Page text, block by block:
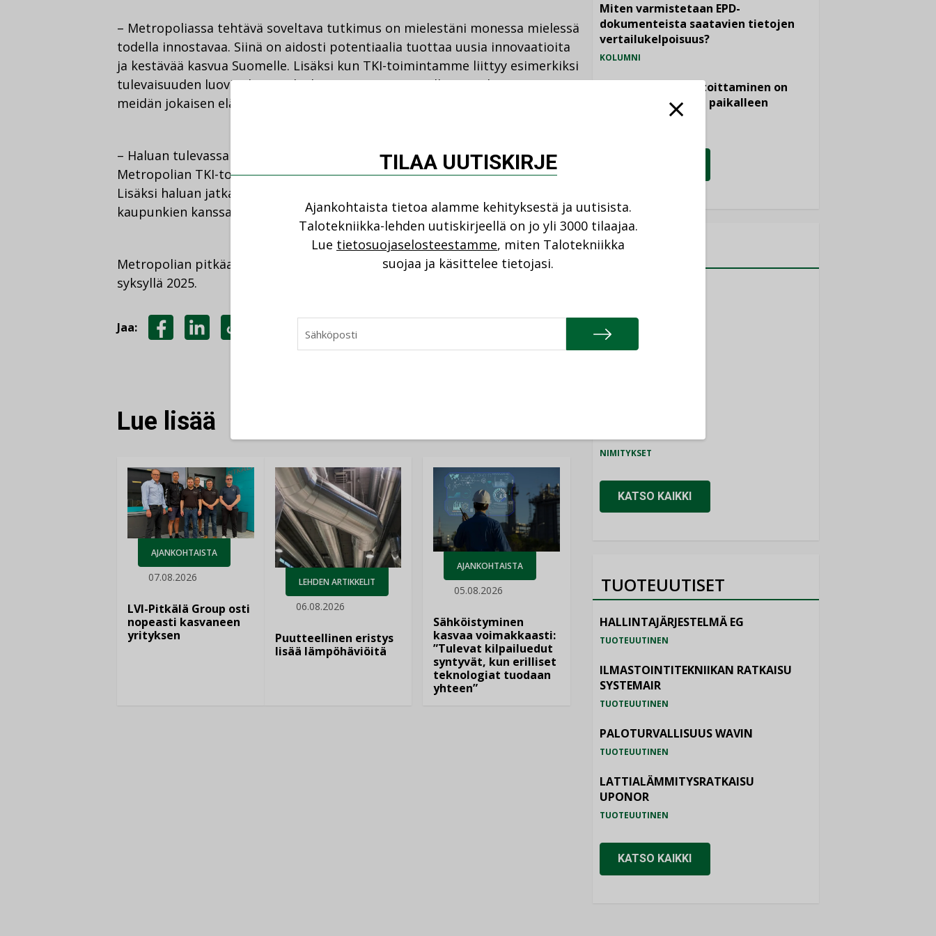
– Metropoliassa tehtävä soveltava tutkimus on mielestäni monessa mielessä
todella innostavaa. Siinä on aidosti potentiaalia tuottaa uusia innovaatioita
ja kestävää kasvua Suomelle. Lisäksi kun TKI-toimintamme liittyy esimerkiksi
tulevaisuuden luoviin kaupunkeihin tai terveyteen, sillä on vaikuttavuutta
meidän jokaisen elämään, sanoo Miimu Airaksinen.
– Haluan tulevassa tehtävässä antaa oman panokseni siihen, että
Metropolian TKI-toiminnan kansainväliset yhteydet vahvistuvat entisestään.
Lisäksi haluan jatkaa ja vahvistaa hyvää yhteistyötä, jota tehdään yritysten ja
kaupunkien kanssa, Airaksinen lisää.
Metropolian pitkäaikainen TKI-johtaja Anna-Maria Vilkunajää eläkkeelle
syksyllä 2025.
Jaa:
Lue lisää
AJANKOHTAISTA
07.08.2026
LVI-Pitkälä Group osti
nopeasti kasvaneen
yrityksen
LEHDEN ARTIKKELIT
06.08.2026
Puutteellinen eristys
lisää lämpöhäviöitä
AJANKOHTAISTA
05.08.2026
Sähköistyminen
kasvaa voimakkaasti:
”Tulevat kilpailuedut
syntyvät, kun erilliset
teknologiat tuodaan
yhteen”
Miten varmistetaan EPD-
dokumenteista saatavien tietojen
vertailukelpoisuus?
KOLUMNI
Vesi- ja viemärimitoittaminen on
jämähtänyt ajassa paikalleen
NIMITYKSET
Refair
NIMITYKSET
KATSO KAIKKI
TUOTEUUTISET
HALLINTAJÄRJESTELMÄ EG
TUOTEUUTINEN
ILMASTOINTITEKNIIKAN RATKAISU
SYSTEMAIR
TUOTEUUTINEN
PALOTURVALLISUUS WAVIN
TUOTEUUTINEN
LATTIALÄMMITYSRATKAISU
UPONOR
TUOTEUUTINEN
KATSO KAIKKI
TILAA UUTISKIRJE
Ajankohtaista tietoa alamme kehityksestä ja uutisista.
Talotekniikka-lehden uutiskirjeellä on jo yli 3000 tilaajaa.
Lue tietosuojaselosteestamme, miten Talotekniikka
suojaa ja käsittelee tietojasi.